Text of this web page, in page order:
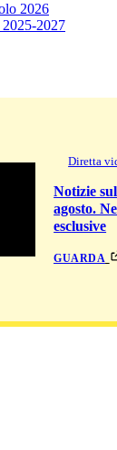
2026
2027
Diretta
Notizie
agosto.
esclusive
guarda